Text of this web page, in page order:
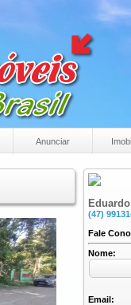
Anunciar
(47)
Fale
Nome:
Email: